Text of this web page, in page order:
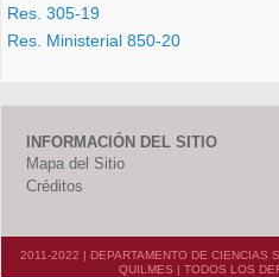
Res. 305-19
Res. Ministerial 850-20
INFORMACIÓN DEL SITIO
Mapa del Sitio
Créditos
2011-2022 | DEPARTAMENTO DE CIENCIAS
QUILMES | TODOS LOS